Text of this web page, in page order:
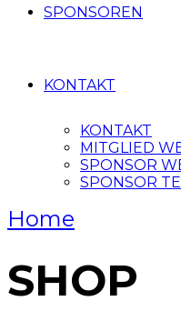
SPONSOREN
KONTAKT
KONTAKT
MITGLIED
SPONSOR
SPONSOR
Home
SHOP